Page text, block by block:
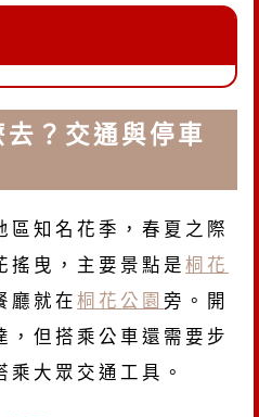
？交通與停車
區知名花季，春夏之際
搖曳，主要景點是 桐花
廳就在 桐花公園 旁。開
，但搭乘公車還需要步
大眾交通工具。